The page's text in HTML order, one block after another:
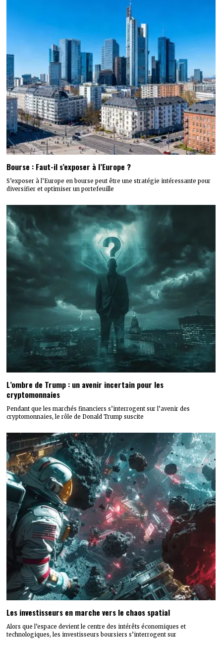
Bourse : Faut-il s’exposer à l’Europe ?
S’exposer à l’Europe en bourse peut être une stratégie intéressante pour
diversifier et optimiser un portefeuille
L’ombre de Trump : un avenir incertain pour les
cryptomonnaies
Pendant que les marchés financiers s’interrogent sur l’avenir des
cryptomonnaies, le rôle de Donald Trump suscite
Les investisseurs en marche vers le chaos spatial
Alors que l’espace devient le centre des intérêts économiques et
technologiques, les investisseurs boursiers s’interrogent sur